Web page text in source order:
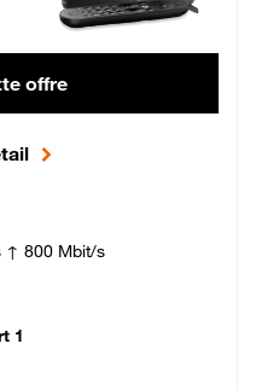
offre
↑ 800 Mbit/s
1